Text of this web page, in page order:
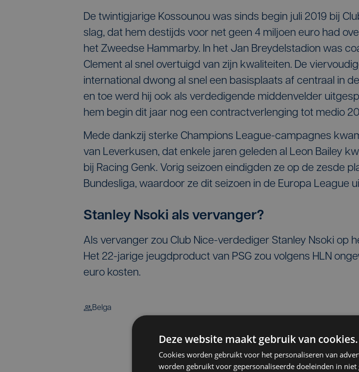
De twintigjarige Kossounou was sinds begin juli 2019 bij
slag, dat hem destijds voor net geen 4 miljoen euro had
het Zweedse Hammarby. In het Jan Breydelstadion was
Clement al snel overtuigd van zijn kwaliteiten. De
international dwong al snel een basisplaats af centraal in
en toe werd hij ook als verdedigende middenvelder
hem begin dit jaar nog een contractverlenging tot medio
Mede dankzij sterke Champions League-campagnes
van Leverkusen, dat enkele jaren geleden al Leon Bailey
bij Racing Genk. Vorig seizoen eindigden ze op de zesde
Bundesliga, waardoor ze dit seizoen in de Europa League
Stanley Nsoki als vervanger?
Als vervanger zou Club Nice-verdediger Stanley Nsoki op
Het 22-jarige jeugdproduct van PSG zou volgens HLN
euro kosten.
Belga
Deze website maakt gebruik van cookies.
Cookies worden gebruikt voor het personaliseren van
worden gebruikt voor gepersonaliseerde doeleinden in niet